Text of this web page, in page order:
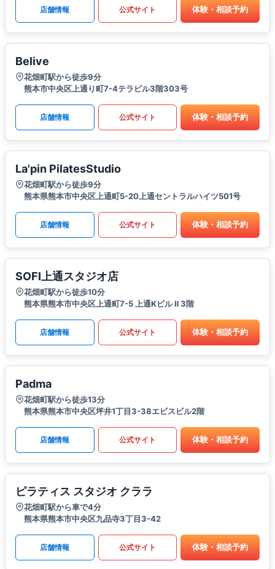
店舗情報 公式サイト 体験・相談予約
Belive
花畑町駅から徒歩9分
熊本市中央区上通り町7-4テラビル3階303号
店舗情報 公式サイト 体験・相談予約
La'pin PilatesStudio
花畑町駅から徒歩9分
熊本県熊本市中央区上通町5-20上通セントラルハイツ501号
店舗情報 公式サイト 体験・相談予約
SOFI上通スタジオ店
花畑町駅から徒歩10分
熊本県熊本市中央区上通町7-5 上通Kビル Ⅱ 3階
店舗情報 公式サイト 体験・相談予約
Padma
花畑町駅から徒歩13分
熊本県熊本市中央区坪井1丁目3-38エビスビル2階
店舗情報 公式サイト 体験・相談予約
ピラティス スタジオ クララ
花畑町駅から車で4分
熊本県熊本市中央区九品寺3丁目3-42
店舗情報 公式サイト 体験・相談予約